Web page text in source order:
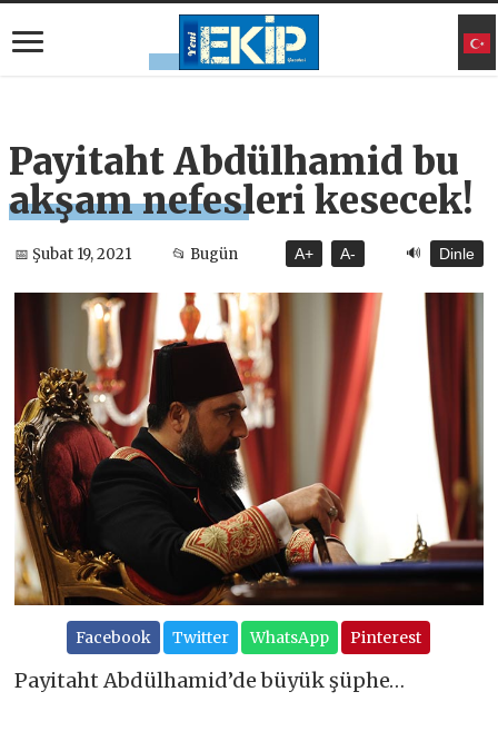
Payitaht Abdülhamid bu
akşam nefesleri kesecek!
📅 Şubat 19, 2021 📂 Bugün A+ A- 🔊 Dinle
Facebook Twitter WhatsApp Pinterest
Payitaht Abdülhamid’de büyük şüphe…